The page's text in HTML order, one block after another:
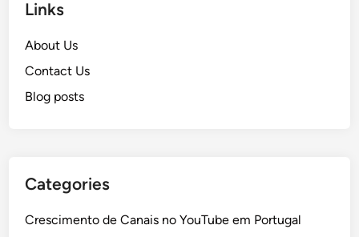
Links
About Us
Contact Us
Blog posts
Categories
Crescimento de Canais no YouTube em Portugal